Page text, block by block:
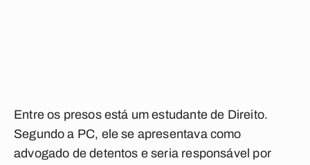
Entre os presos está um estudante de Direito.
Segundo a PC, ele se apresentava como
advogado de detentos e seria responsável por